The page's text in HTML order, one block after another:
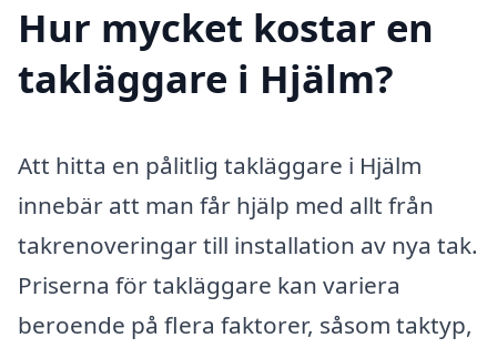
Hur mycket kostar en
takläggare i Hjälm?
Att hitta en pålitlig takläggare i Hjälm
innebär att man får hjälp med allt från
takrenoveringar till installation av nya tak.
Priserna för takläggare kan variera
beroende på flera faktorer, såsom taktyp,